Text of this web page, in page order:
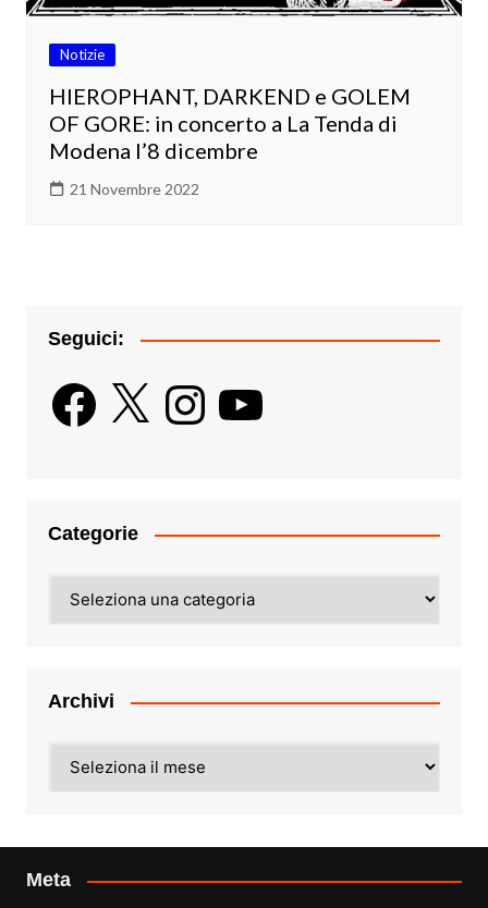
Notizie
HIEROPHANT, DARKEND e GOLEM
OF GORE: in concerto a La Tenda di
Modena l’8 dicembre
21 Novembre 2022
Seguici:
Facebook
X InstagramYouTube
Categorie
Archivi
Meta